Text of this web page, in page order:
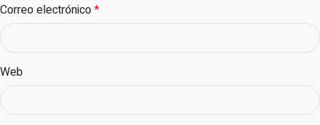
Correo electrónico*
Web